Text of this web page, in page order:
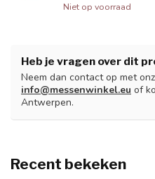
Niet op voorraad
Heb je vragen over dit
Neem dan contact op met
info@messenwinkel.eu of
Antwerpen.
Recent bekeken